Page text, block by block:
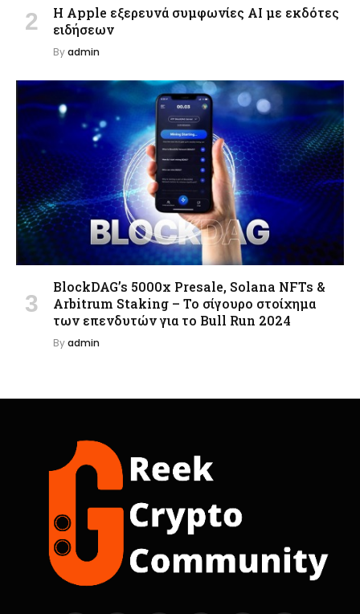
Η Apple εξερευνά συμφωνίες AI με εκδότες
ειδήσεων
Byadmin
BlockDAG’s 5000x Presale, Solana NFTs &
Arbitrum Staking – Το σίγουρο στοίχημα
των επενδυτών για το Bull Run 2024
Byadmin